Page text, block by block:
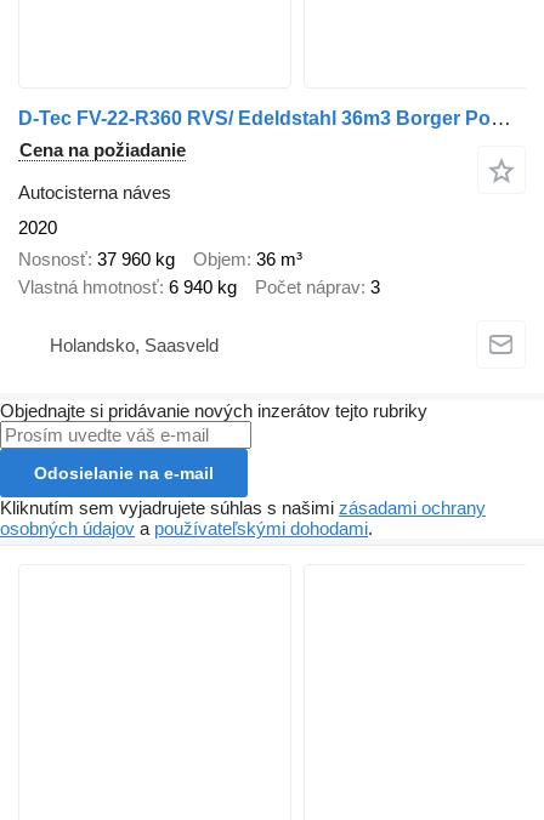
D-Tec FV-22-R360 RVS/ Edeldstahl 36m3 Borger Pomp Liftas Stuuras
Cena na požiadanie
Autocisterna náves
2020
Nosnosť 37 960 kg Objem 36 m³
Vlastná hmotnosť 6 940 kg Počet náprav 3
Holandsko, Saasveld
Objednajte si pridávanie nových inzerátov tejto rubriky
Odosielanie na e-mail
Kliknutím sem vyjadrujete súhlas s našimi zásadami ochrany
osobných údajov a používateľskými dohodami.